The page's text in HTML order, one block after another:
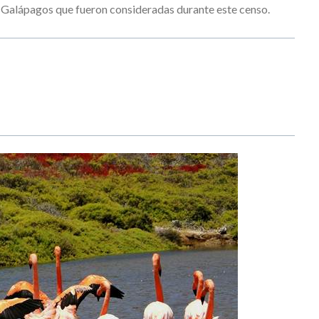
que fueron consideradas durante este censo.